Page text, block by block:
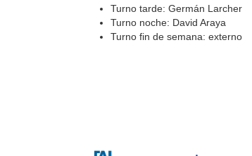
Turno tarde: Germán Larcher
Turno noche: David Araya
Turno fin de semana: externo